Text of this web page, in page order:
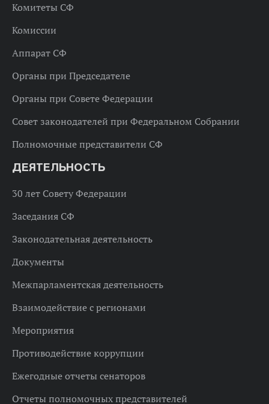
Комитеты СФ
Комиссии
Аппарат СФ
Органы при Председателе
Органы при Совете Федерации
Совет законодателей при Федеральном Собрании
Полномочные представители СФ
ДЕЯТЕЛЬНОСТЬ
30 лет Совету Федерации
Заседания СФ
Законодательная деятельность
Документы
Межпарламентская деятельность
Взаимодействие с регионами
Мероприятия
Противодействие коррупции
Ежегодные отчеты сенаторов
Отчеты полномочных представителей